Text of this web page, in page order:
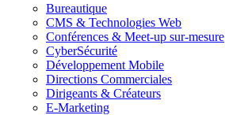
Bureautique
CMS & Technologies Web
Conférences & Meet-up sur-mesure
CyberSécurité
Développement Mobile
Directions Commerciales
Dirigeants & Créateurs
E-Marketing